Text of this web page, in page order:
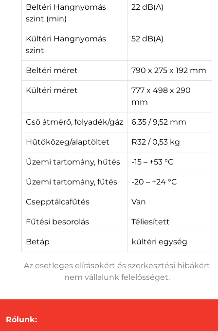
Beltéri Hangnyomás
szint (min)
22 dB(A)
Kültéri Hangnyomás
szint
52 dB(A)
Beltéri méret 790 x 275 x 192 mm
Kültéri méret
777 x 498 x 290
mm
Cső átmérő, folyadék/gáz 6,35 / 9,52 mm
Hűtőközeg/alaptöltet R32 / 0,53 kg
Üzemi tartomány, hűtés -15 – +53 °C
Üzemi tartomány, fűtés -20 – +24 °C
Csepptálcafűtés Van
Fűtési besorolás Téliesített
Betáp kültéri egység
Az esetleges elírásokért és szerkesztési hibákért
nem vállalunk felelősséget.
Rólunk: